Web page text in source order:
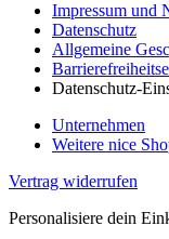
Impressum und
Datenschutz
Allgemeine
Datenschutz-
Unternehmen
Weitere nice
Vertrag widerrufen
Personalisiere dein